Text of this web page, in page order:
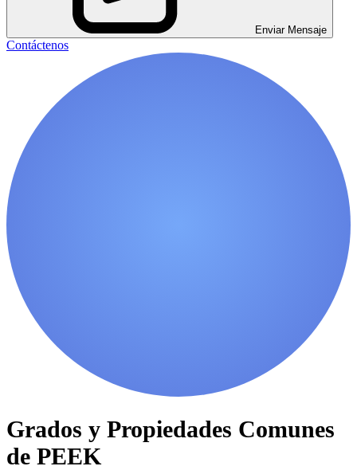
Enviar Mensaje
Contáctenos
Grados y Propiedades Comunes
de PEEK